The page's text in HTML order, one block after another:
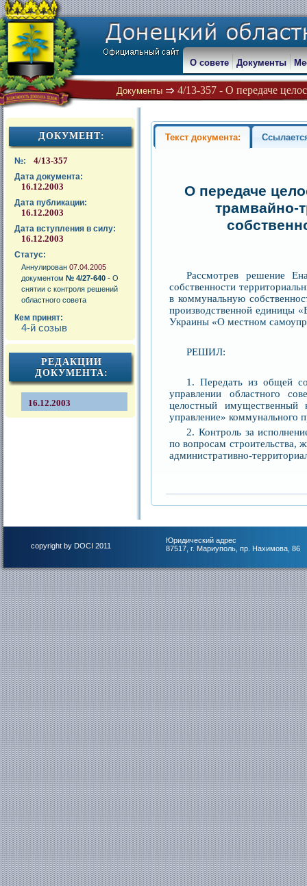
Документы 4/13-357 - О передаче
О совете Документы
ДОКУМЕНТ:
№: 4/13-357
Дата документа:
16.12.2003
Дата публикации:
16.12.2003
Дата вступления в силу:
16.12.2003
Статус:
Аннулирован 07.04.2005
документом № 4/27-640 - О
снятии с контроля решений
областного совета
Кем принят:
4-й созыв
РЕДАКЦИИ
ДОКУМЕНТА:
16.12.2003
Текст документа:
О передаче
трамвайно-
Рассмотрев решение
собственности
в коммунальную
производственной единицы
Украины «О местном
РЕШИЛ:
1. Передать из общей
управлении областного
целостный имущественный
управление» коммунального
2. Контроль за
по вопросам строительства,
административно-
copyright by DOCI 2011
Юридический адрес
87517, г. Мариуполь, пр. Нахимова, 86